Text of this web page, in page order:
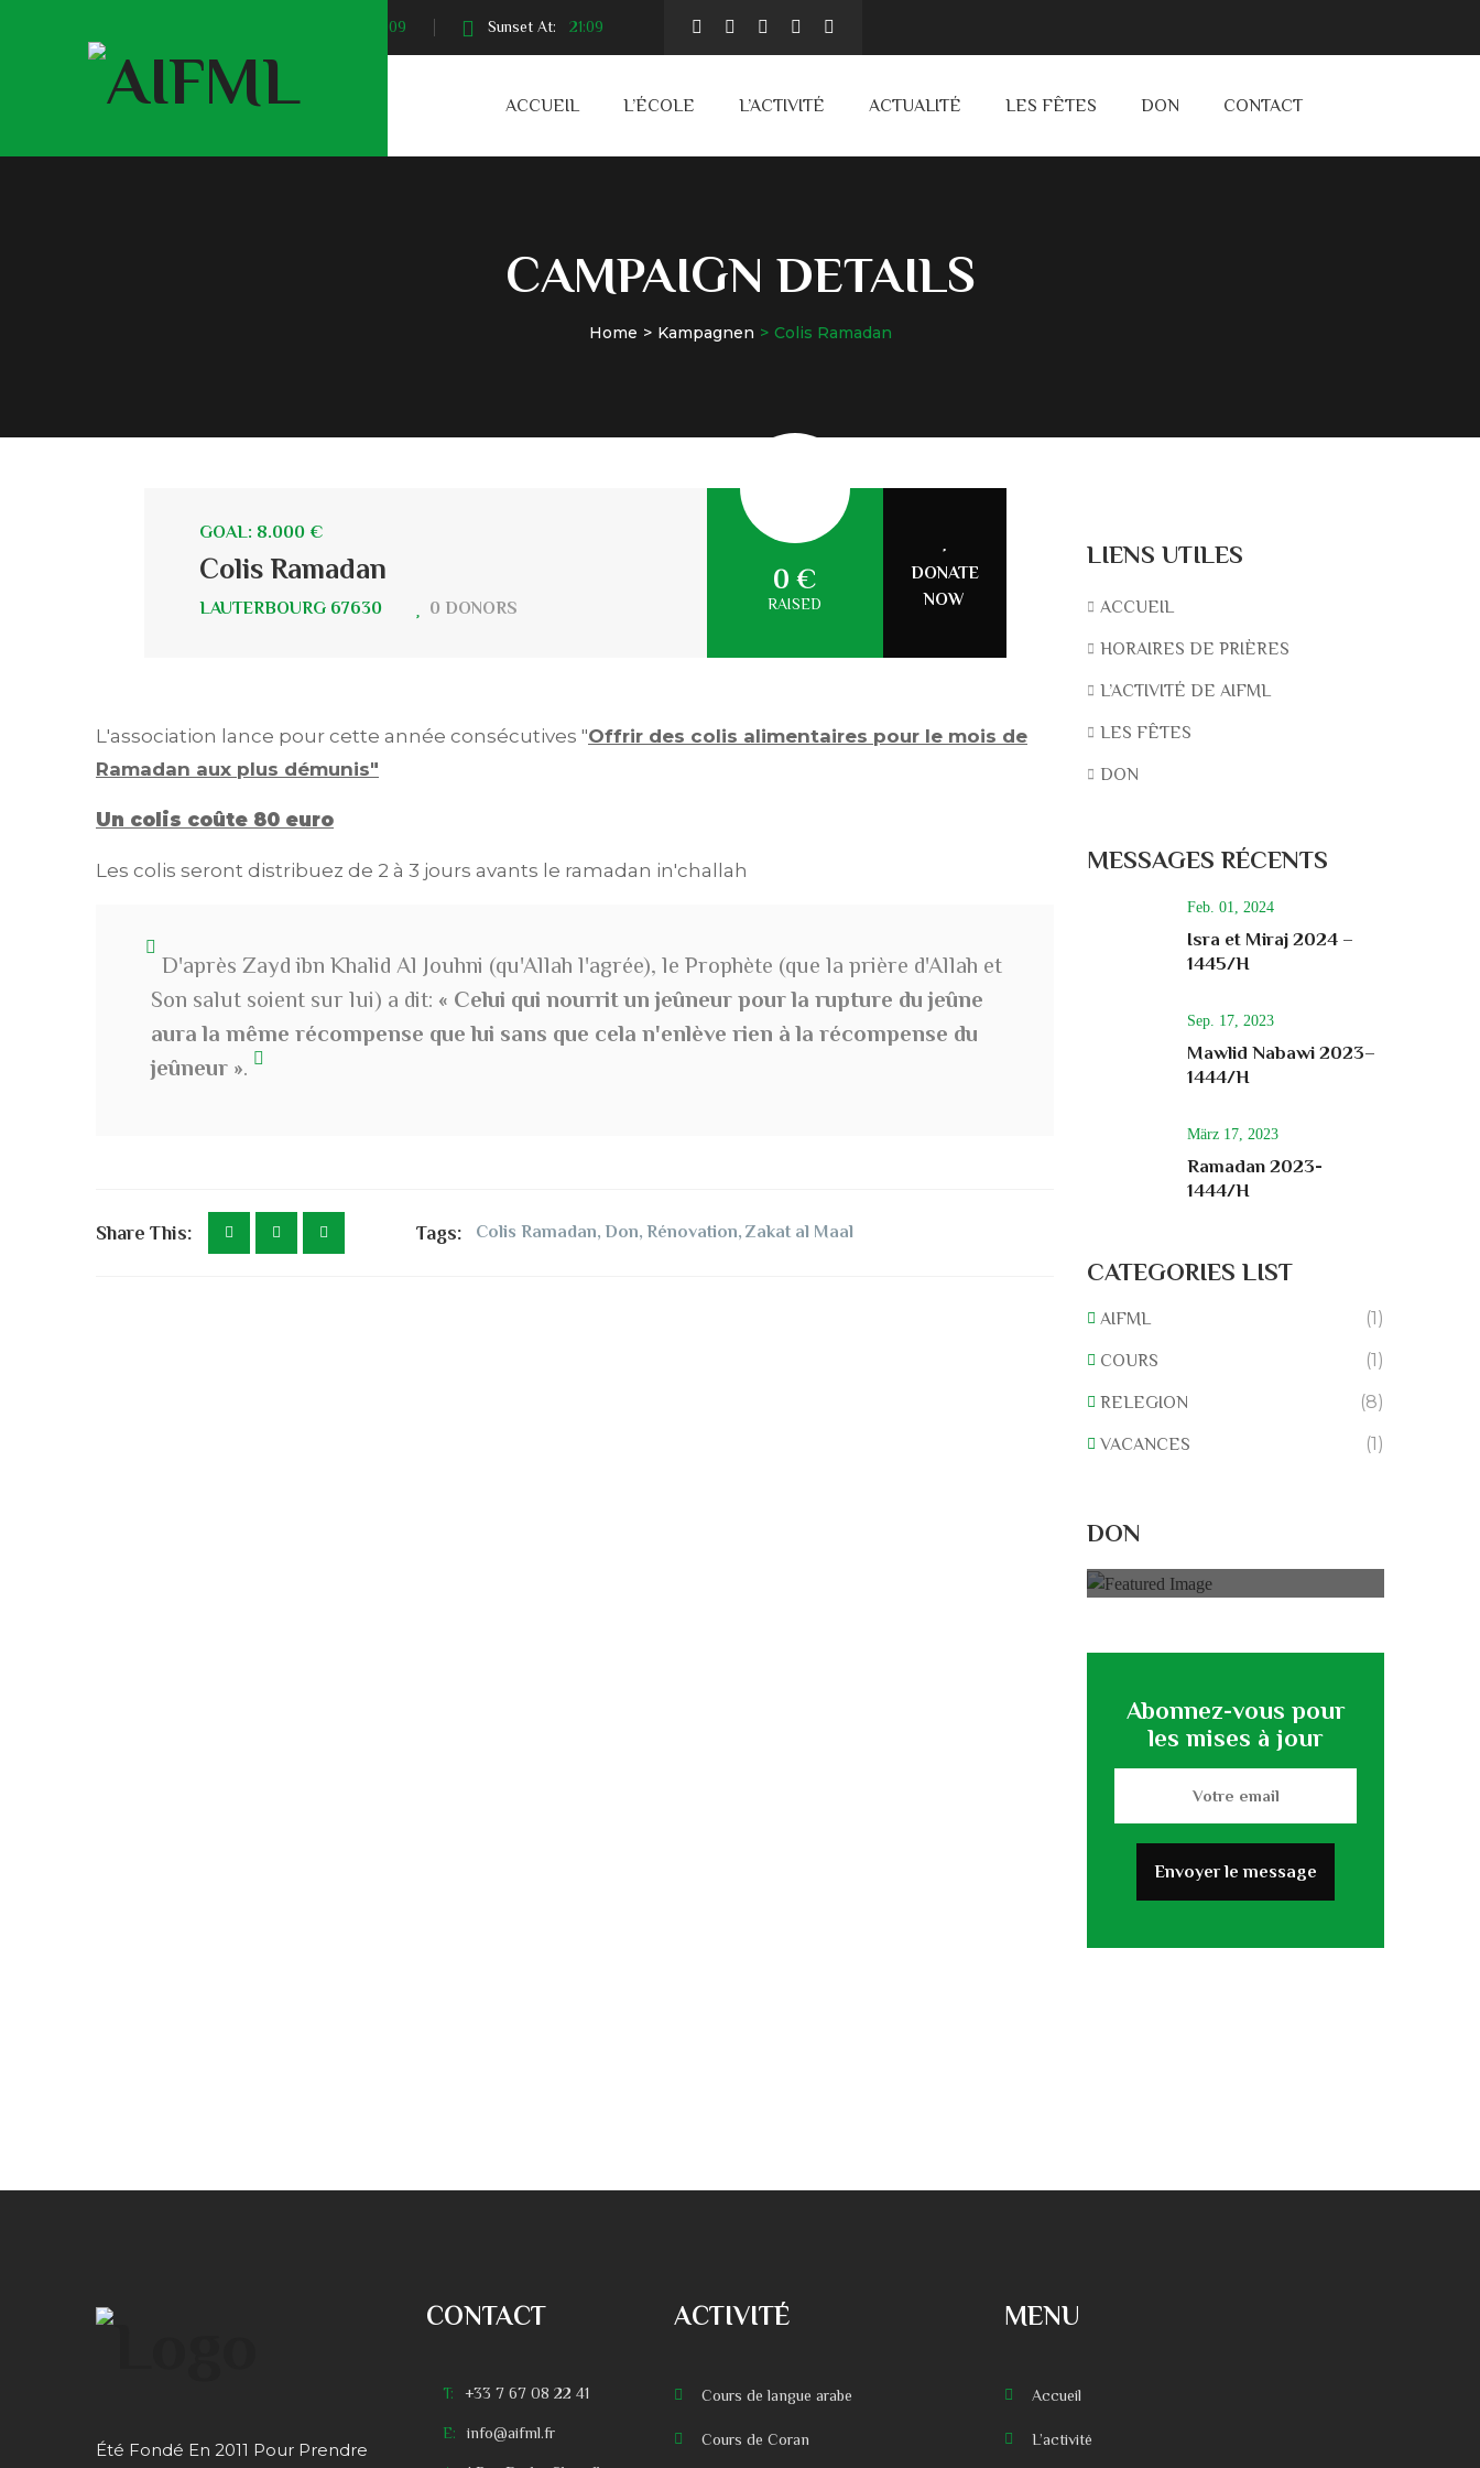
04:09 Sunset At: 21:09
ACCUEIL L’ÉCOLE L’ACTIVITÉ ACTUALITÉ LES FÊTES DON CONTACT
CAMPAIGN DETAILS
Home Kampagnen Colis Ramadan
GOAL: 8.000 €
Colis Ramadan
LAUTERBOURG 67630 0 DONORS
0 €
RAISED
DONATE
NOW
L'association lance pour cette année consécutives "Offrir des colis alimentaires pour le mois de
Ramadan aux plus démunis"
Un colis coûte 80 euro
Les colis seront distribuez de 2 à 3 jours avants le ramadan in'challah
D'après Zayd ibn Khalid Al Jouhni (qu'Allah l'agrée), le Prophète (que la prière d'Allah et
Son salut soient sur lui) a dit: « Celui qui nourrit un jeûneur pour la rupture du jeûne
aura la même récompense que lui sans que cela n'enlève rien à la récompense du
jeûneur ».
Share This: Tags: Colis Ramadan, Don, Rénovation, Zakat al Maal
LIENS UTILES
ACCUEIL
HORAIRES DE PRIÈRES
L’ACTIVITÉ DE AIFML
LES FÊTES
DON
MESSAGES RÉCENTS
Feb. 01, 2024
Isra et Miraj 2024 –
1445/H
Sep. 17, 2023
Mawlid Nabawi 2023–
1444/H
März 17, 2023
Ramadan 2023-
1444/H
CATEGORIES LIST
AIFML (1)
COURS (1)
RELEGION (8)
VACANCES (1)
DON
Abonnez-vous pour
les mises à jour
Été Fondé En 2011 Pour Prendre
CONTACT
T: +33 7 67 08 22 41
E: info@aifml.fr
ACTIVITÉ
Cours de langue arabe
Cours de Coran
MENU
Accueil
L’activité